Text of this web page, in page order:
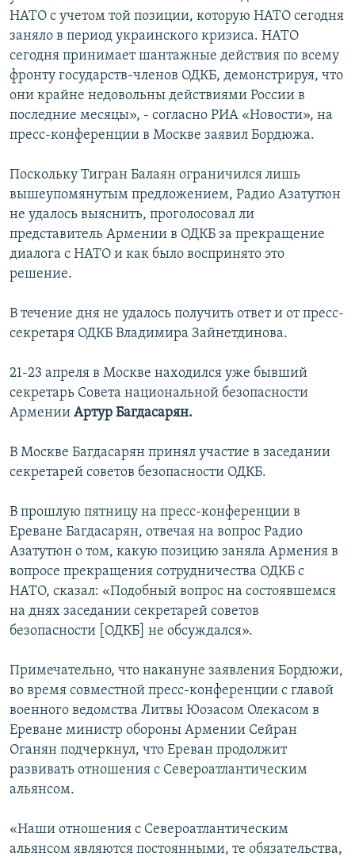
НАТО с учетом той позиции, которую НАТО сегодня
заняло в период украинского кризиса. НАТО
сегодня принимает шантажные действия по всему
фронту государств-членов ОДКБ, демонстрируя, что
они крайне недовольны действиями России в
последние месяцы», - согласно РИА «Новости», на
пресс-конференции в Москве заявил Бордюжа.
Поскольку Тигран Балаян ограничился лишь
вышеупомянутым предложением, Радио Азатутюн
не удалось выяснить, проголосовал ли
представитель Армении в ОДКБ за прекращение
диалога с НАТО и как было воспринято это
решение.
В течение дня не удалось получить ответ и от пресс-
секретаря ОДКБ Владимира Зайнетдинова.
21-23 апреля в Москве находился уже бывший
секретарь Совета национальной безопасности
Армении Артур Багдасарян.
В Москве Багдасарян принял участие в заседании
секретарей советов безопасности ОДКБ.
В прошлую пятницу на пресс-конференции в
Ереване Багдасарян, отвечая на вопрос Радио
Азатутюн о том, какую позицию заняла Армения в
вопросе прекращения сотрудничества ОДКБ с
НАТО, сказал: «Подобный вопрос на состоявшемся
на днях заседании секретарей советов
безопасности [ОДКБ] не обсуждался».
Примечательно, что накануне заявления Бордюжи,
во время совместной пресс-конференции с главой
военного ведомства Литвы Юозасом Олекасом в
Ереване министр обороны Армении Сейран
Оганян подчеркнул, что Ереван продолжит
развивать отношения с Североатлантическим
альянсом.
«Наши отношения с Североатлантическим
альянсом являются постоянными, те обязательства,